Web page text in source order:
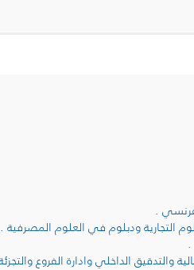
.
التجارية ودبلوم في العلوم المصرفية .
.